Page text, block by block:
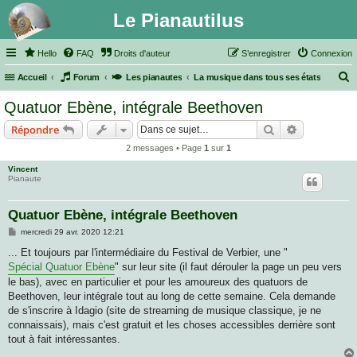
Le Pianautilus
Hello FAQ Droits d'auteur Connexion
S’enregistrer
Accueil Forum Les pianautes La musique dans tous ses états
Quatuor Ebène, intégrale Beethoven
Répondre Rechercher
2 messages • Page 1 sur 1
Vincent
Pianaute
Quatuor Ebène, intégrale Beethoven
M
a
g
e
mercredi 29 avr. 2020 12:21
... Et toujours par l'intermédiaire du Festival de Verbier, une "
Spécial Quatuor Ebène" sur leur site (il faut dérouler la page un peu vers
le bas), avec en particulier et pour les amoureux des quatuors de
Beethoven, leur intégrale tout au long de cette semaine. Cela demande
de s'inscrire à Idagio (site de streaming de musique classique, je ne
connaissais), mais c'est gratuit et les choses accessibles derrière sont
tout à fait intéressantes.